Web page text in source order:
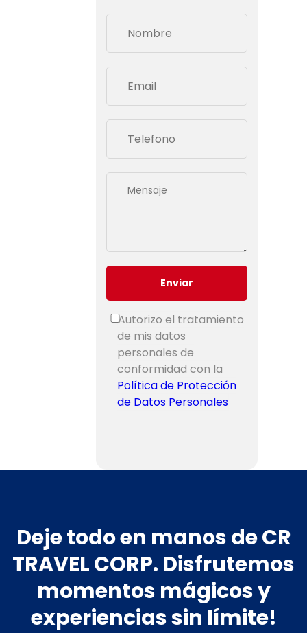
Autorizo el tratamiento
de mis datos
personales de
conformidad con la
Política de Protección
de Datos Personales
Deje todo en manos de CR
TRAVEL CORP. Disfrutemos
momentos mágicos y
experiencias sin límite!